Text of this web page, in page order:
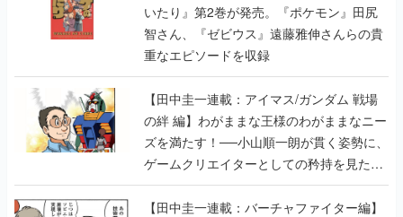
いたり』第2巻が発売。『ポケモン』田尻
智さん、『ゼビウス』遠藤雅伸さんらの貴
重なエピソードを収録
【田中圭一連載：アイマス/ガンダム 戦場
の絆 編】わがままな王様のわがままなニー
ズを満たす！──小山順一朗が貫く姿勢に、
ゲームクリエイターとしての矜持を見た
【若ゲのいたり最終回】
【田中圭一連載：バーチャファイター編】